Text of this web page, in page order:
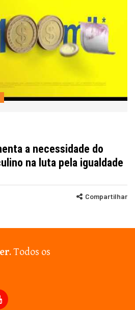
a necessidade do
na luta pela igualdade
Compartilhar
. Todos os